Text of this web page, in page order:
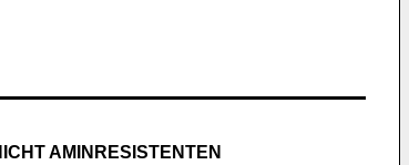
AMINRESISTENTEN